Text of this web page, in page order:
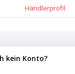
Händlerprofil
kein Konto?